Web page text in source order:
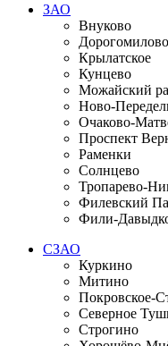
ЗАО
Внуково
Дорогомилово
Крылатское
Кунцево
Можайский
Ново-
Очаково-
Проспект
Раменки
Солнцево
Тропарево-
Филевский
Фили-
СЗАО
Куркино
Митино
Покровское-
Северное
Строгино